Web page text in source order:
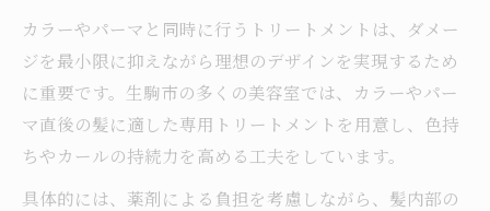
カラーやパーマと同時に行うトリートメントは、ダメー
ジを最小限に抑えながら理想のデザインを実現するため
に重要です。生駒市の多くの美容室では、カラーやパー
マ直後の髪に適した専用トリートメントを用意し、色持
ちやカールの持続力を高める工夫をしています。
具体的には、薬剤による負担を考慮しながら、髪内部の